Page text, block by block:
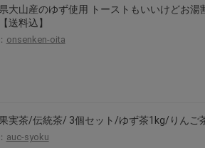
大山産のゆず使用 トーストもいいけどお湯
送料込】
onsenken-oita
実茶/伝統茶/ 3個セット/ゆず茶1kg/りんご
auc-syoku